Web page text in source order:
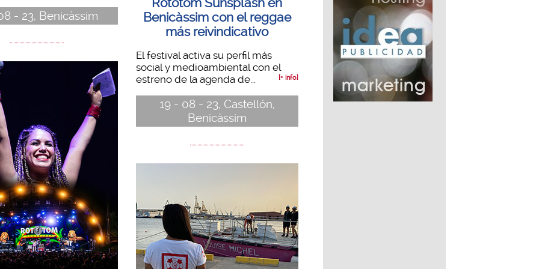
- 23, Benicàssim
Benicàssim con el reggae
más reivindicativo
El festival activa su perfil más
social y medioambiental con el
estreno de la agenda de...
[+ info]
19 - 08 - 23, Castellón,
Benicàssim